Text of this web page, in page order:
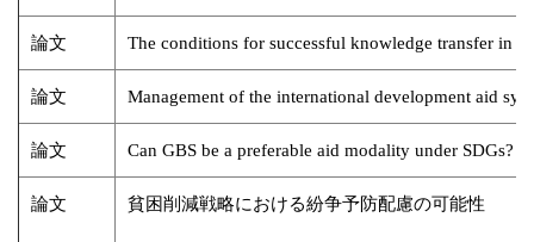
論文 The conditions for successful knowledge transfer in
論文 Management of the international development aid
論文 Can GBS be a preferable aid modality under SDGs?
論文 貧困削減戦略における紛争予防配慮の可能性